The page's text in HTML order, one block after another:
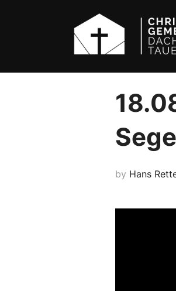
by Hans